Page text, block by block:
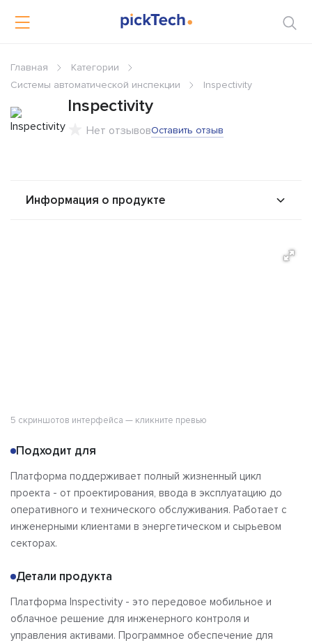
Главная
Категории
Системы автоматической инспекции
Inspectivity
Inspectivity
Нет отзывовОставить отзыв
Информация о продукте
5 скриншотов интерфейса — кликните превью
Подходит для
Платформа поддерживает полный жизненный цикл
проекта - от проектирования, ввода в эксплуатацию до
оперативного и технического обслуживания. Работает с
инженерными клиентами в энергетическом и сырьевом
секторах.
Детали продукта
Платформа Inspectivity - это передовое мобильное и
облачное решение для инженерного контроля и
управления активами. Программное обеспечение для